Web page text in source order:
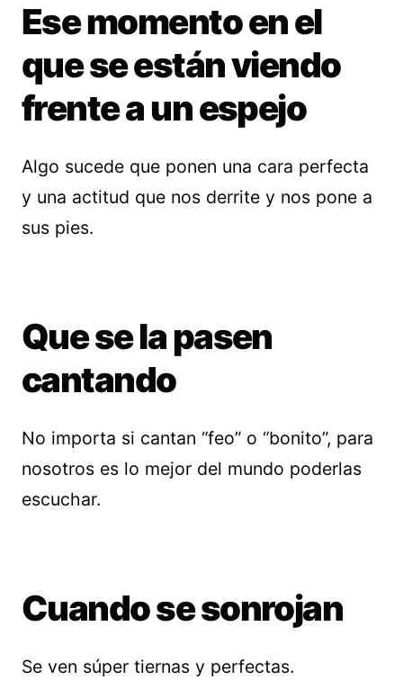
Ese momento en el
que se están viendo
frente a un espejo
Algo sucede que ponen una cara perfecta
y una actitud que nos derrite y nos pone a
sus pies.
Que se la pasen
cantando
No importa si cantan “feo” o “bonito”, para
nosotros es lo mejor del mundo poderlas
escuchar.
Cuando se sonrojan
Se ven súper tiernas y perfectas.